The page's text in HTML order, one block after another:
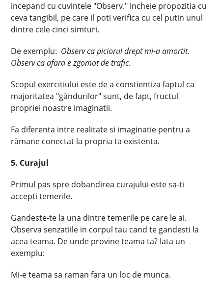
incepand cu cuvintele "Observ." Incheie propozitia cu
ceva tangibil, pe care il poti verifica cu cel putin unul
dintre cele cinci simturi.
De exemplu: Observ ca piciorul drept mi-a amortit.
Observ ca afara e zgomot de trafic.
Scopul exercitiului este de a constientiza faptul ca
majoritatea "gândurilor" sunt, de fapt, fructul
propriei noastre imaginatii.
Fa diferenta intre realitate si imaginatie pentru a
râmane conectat la propria ta existenta.
5. Curajul
Primul pas spre dobandirea curajului este sa-ti
accepti temerile.
Gandeste-te la una dintre temerile pe care le ai.
Observa senzatiile in corpul tau cand te gandesti la
acea teama. De unde provine teama ta? Iata un
exemplu:
Mi-e teama sa raman fara un loc de munca.